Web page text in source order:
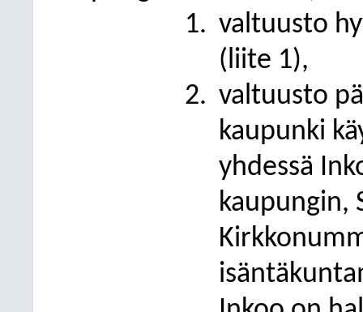
valtuusto
(liite 1),
valtuusto
kaupunki
yhdessä
kaupungin,